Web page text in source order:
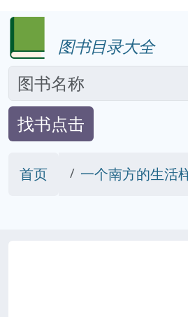
图书目录大全
找书点击
首页 一个南方的生活